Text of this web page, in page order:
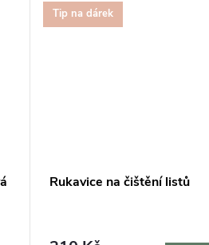
Tip na dárek
Rukavice na čištění listů